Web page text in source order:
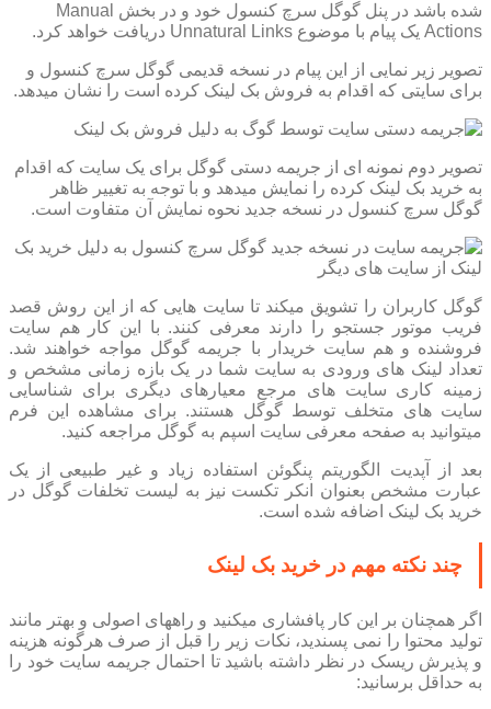
شده باشد در پنل گوگل سرچ کنسول خود و در بخش Manual
Actions یک پیام با موضوع Unnatural Links دریافت خواهد کرد.
تصویر زیر نمایی از این پیام در نسخه قدیمی گوگل سرچ کنسول و
برای سایتی که اقدام به فروش بک لینک کرده است را نشان میدهد.
تصویر دوم نمونه ای از جریمه دستی گوگل برای یک سایت که اقدام
به خرید بک لینک کرده را نمایش میدهد و با توجه به تغییر ظاهر
گوگل سرچ کنسول در نسخه جدید نحوه نمایش آن متفاوت است.
گوگل کاربران را تشویق میکند تا سایت هایی که از این روش قصد
فریب موتور جستجو را دارند معرفی کنند. با این کار هم سایت
فروشنده و هم سایت خریدار با جریمه گوگل مواجه خواهند شد.
تعداد لینک های ورودی به سایت شما در یک بازه زمانی مشخص و
زمینه کاری سایت های مرجع معیارهای دیگری برای شناسایی
سایت های متخلف توسط گوگل هستند. برای مشاهده این فرم
میتوانید به صفحه معرفی سایت اسپم به گوگل مراجعه کنید.
بعد از آپدیت الگوریتم پنگوئن استفاده زیاد و غیر طبیعی از یک
عبارت مشخص بعنوان انکر تکست نیز به لیست تخلفات گوگل در
خرید بک لینک اضافه شده است.
چند نکته مهم در خرید بک لینک
اگر همچنان بر این کار پافشاری میکنید و راههای اصولی و بهتر مانند
تولید محتوا را نمی پسندید، نکات زیر را قبل از صرف هرگونه هزینه
و پذیرش ریسک در نظر داشته باشید تا احتمال جریمه سایت خود را
به حداقل برسانید: